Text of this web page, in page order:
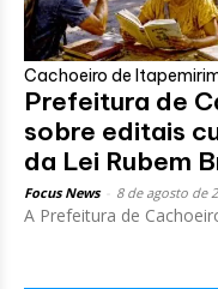
Cachoeiro de
Prefeitura de
sobre editais
da Lei Rubem
Focus News 8 de agosto de
A Prefeitura de